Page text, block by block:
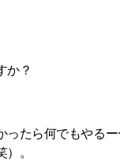
か？
ったら何でもやる
。